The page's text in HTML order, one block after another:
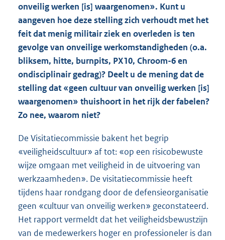
onveilig werken [is] waargenomen». Kunt u
aangeven hoe deze stelling zich verhoudt met het
feit dat menig militair ziek en overleden is ten
gevolge van onveilige werkomstandigheden (o.a.
bliksem, hitte, burnpits, PX10, Chroom-6 en
ondisciplinair gedrag)? Deelt u de mening dat de
stelling dat «geen cultuur van onveilig werken [is]
waargenomen» thuishoort in het rijk der fabelen?
Zo nee, waarom niet?
De Visitatiecommissie bakent het begrip
«veiligheidscultuur» af tot: «op een risicobewuste
wijze omgaan met veiligheid in de uitvoering van
werkzaamheden». De visitatiecommissie heeft
tijdens haar rondgang door de defensieorganisatie
geen «cultuur van onveilig werken» geconstateerd.
Het rapport vermeldt dat het veiligheidsbewustzijn
van de medewerkers hoger en professioneler is dan